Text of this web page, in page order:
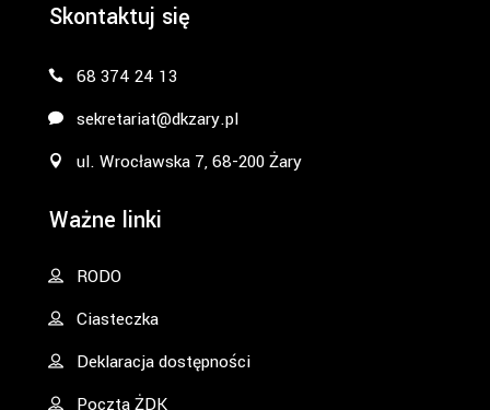
Skontaktuj się
68 374 24 13
sekretariat@dkzary.pl
ul. Wrocławska 7, 68-200 Żary
Ważne linki
RODO
Ciasteczka
Deklaracja dostępności
Poczta ŻDK